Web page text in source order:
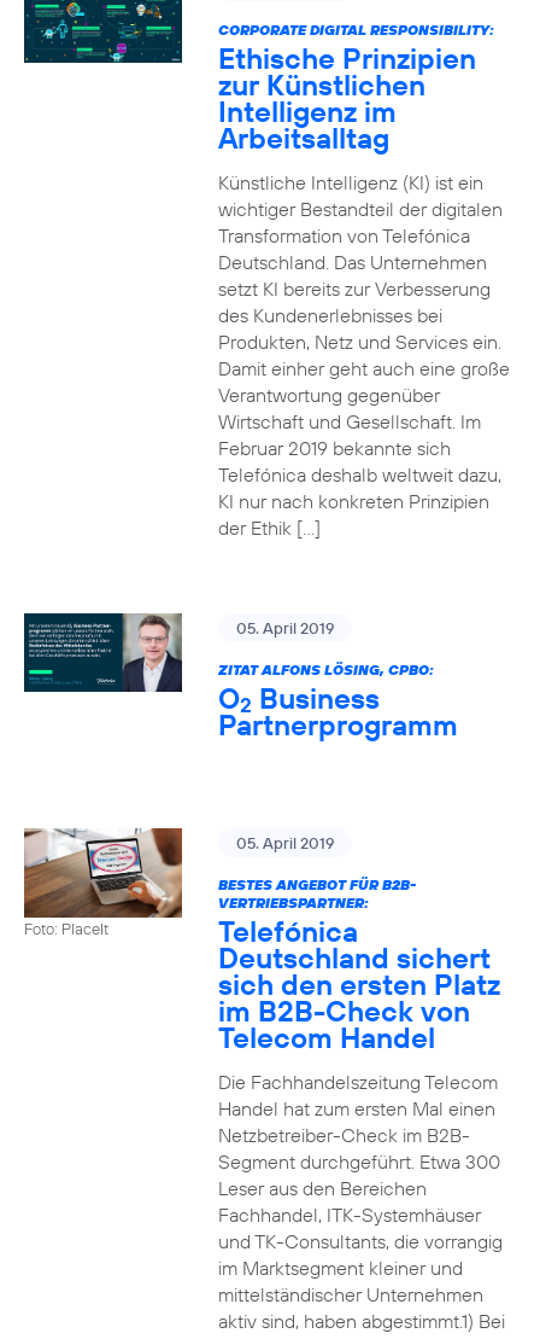
CORPORATE DIGITAL RESPONSIBILITY:
Ethische Prinzipien
zur Künstlichen
Intelligenz im
Arbeitsalltag
Künstliche Intelligenz (KI) ist ein
wichtiger Bestandteil der digitalen
Transformation von Telefónica
Deutschland. Das Unternehmen
setzt KI bereits zur Verbesserung
des Kundenerlebnisses bei
Produkten, Netz und Services ein.
Damit einher geht auch eine große
Verantwortung gegenüber
Wirtschaft und Gesellschaft. Im
Februar 2019 bekannte sich
Telefónica deshalb weltweit dazu,
KI nur nach konkreten Prinzipien
der Ethik […]
05. April 2019
ZITAT ALFONS LÖSING, CPBO:
O2 Business
Partnerprogramm
Foto: PlaceIt
05. April 2019
BESTES ANGEBOT FÜR B2B-
VERTRIEBSPARTNER:
Telefónica
Deutschland sichert
sich den ersten Platz
im B2B-Check von
Telecom Handel
Die Fachhandelszeitung Telecom
Handel hat zum ersten Mal einen
Netzbetreiber-Check im B2B-
Segment durchgeführt. Etwa 300
Leser aus den Bereichen
Fachhandel, ITK-Systemhäuser
und TK-Consultants, die vorrangig
im Marktsegment kleiner und
mittelständischer Unternehmen
aktiv sind, haben abgestimmt.1) Bei